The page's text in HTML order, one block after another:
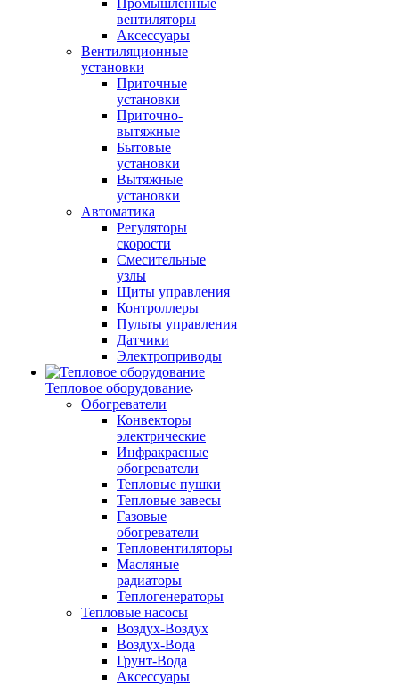
Промышленные
вентиляторы
Аксессуары
Вентиляционные
установки
Приточные
установки
Приточно-
вытяжные
Бытовые
установки
Вытяжные
установки
Автоматика
Регуляторы
скорости
Смесительные
узлы
Щиты управления
Контроллеры
Пульты управления
Датчики
Электроприводы
Тепловое оборудование
Обогреватели
Конвекторы
электрические
Инфракрасные
обогреватели
Тепловые пушки
Тепловые завесы
Газовые
обогреватели
Тепловентиляторы
Масляные
радиаторы
Теплогенераторы
Тепловые насосы
Воздух-Воздух
Воздух-Вода
Грунт-Вода
Аксессуары